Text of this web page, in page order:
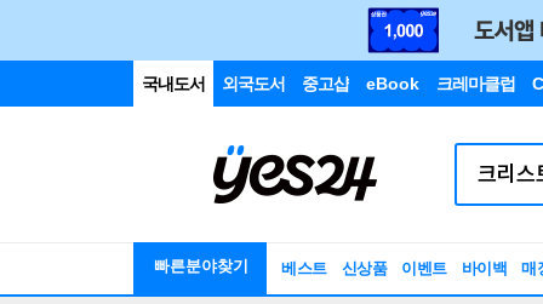
국내도서 외국도서 중고샵 eBook 크레마클럽
빠른분야찾기 베스트 신상품 이벤트 바이백 매